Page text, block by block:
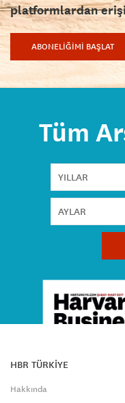
platformlardan
ABONELİĞİMİ BAŞLAT
Tüm
HBR TÜRKİYE
Hakkında